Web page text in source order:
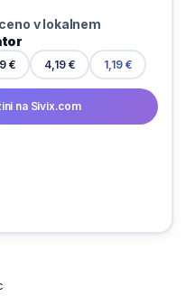
v lokalnem
€ 4,19 € 1,19 €
na Sivix.com